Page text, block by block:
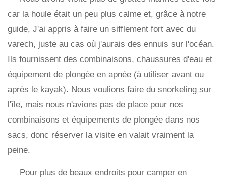
car la houle était un peu plus calme et, grâce à notre
guide, J'ai appris à faire un sifflement fort avec du
varech, juste au cas où j'aurais des ennuis sur l'océan.
Ils fournissent des combinaisons, chaussures d'eau et
équipement de plongée en apnée (à utiliser avant ou
après le kayak). Nous voulions faire du snorkeling sur
l'île, mais nous n'avions pas de place pour nos
combinaisons et équipements de plongée dans nos
sacs, donc réserver la visite en valait vraiment la
peine.
Pour plus de beaux endroits pour camper en